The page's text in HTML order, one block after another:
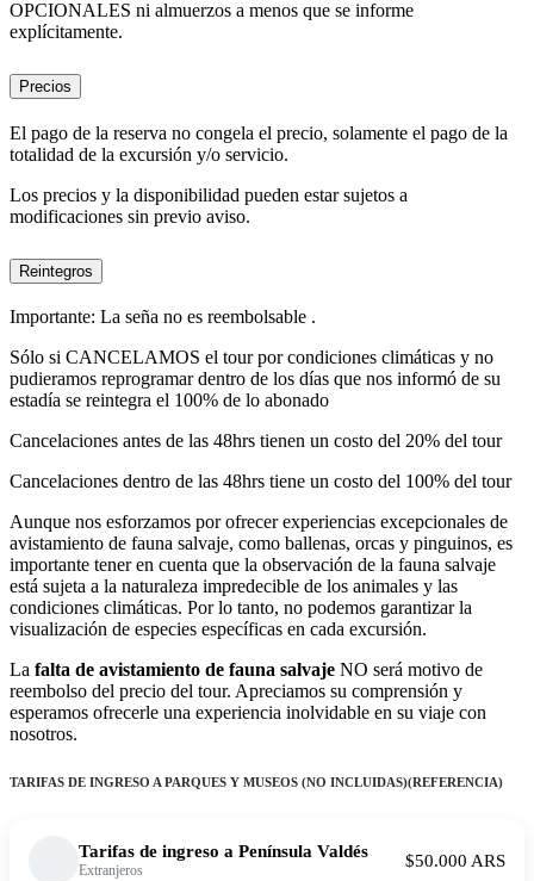
OPCIONALES ni almuerzos a menos que se informe
explícitamente.
Precios
El pago de la reserva no congela el precio, solamente el pago de la
totalidad de la excursión y/o servicio.
Los precios y la disponibilidad pueden estar sujetos a
modificaciones sin previo aviso.
Reintegros
Importante: La seña no es reembolsable .
Sólo si CANCELAMOS el tour por condiciones climáticas y no
pudieramos reprogramar dentro de los días que nos informó de su
estadía se reintegra el 100% de lo abonado
Cancelaciones antes de las 48hrs tienen un costo del 20% del tour
Cancelaciones dentro de las 48hrs tiene un costo del 100% del tour
Aunque nos esforzamos por ofrecer experiencias excepcionales de
avistamiento de fauna salvaje, como ballenas, orcas y pinguinos, es
importante tener en cuenta que la observación de la fauna salvaje
está sujeta a la naturaleza impredecible de los animales y las
condiciones climáticas. Por lo tanto, no podemos garantizar la
visualización de especies específicas en cada excursión.
La falta de avistamiento de fauna salvaje NO será motivo de
reembolso del precio del tour. Apreciamos su comprensión y
esperamos ofrecerle una experiencia inolvidable en su viaje con
nosotros.
TARIFAS DE INGRESO A PARQUES Y MUSEOS (NO INCLUIDAS)(REFERENCIA)
Tarifas de ingreso a Península Valdés
Extranjeros
$50.000 ARS